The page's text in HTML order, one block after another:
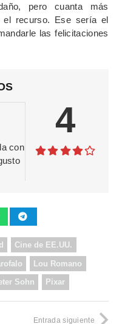
pero cuanta más
el recurso. Ese sería el
las felicitaciones
con
4
Cine de EE.UU.
Lou Romano
Sohn Pixar
Entrada siguiente